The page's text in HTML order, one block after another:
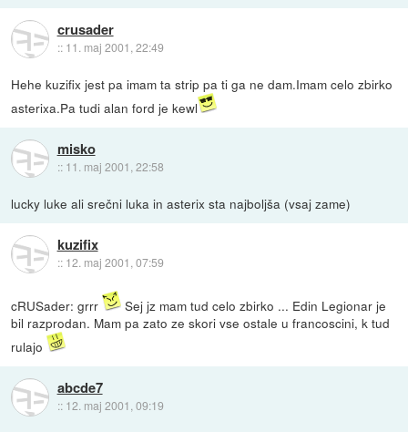
crusader
:: 11. maj 2001, 22:49
Hehe kuzifix jest pa imam ta strip pa ti ga ne dam.Imam celo zbirko
asterixa.Pa tudi alan ford je kewl
misko
:: 11. maj 2001, 22:58
lucky luke ali srečni luka in asterix sta najboljša (vsaj zame)
kuzifix
:: 12. maj 2001, 07:59
cRUSader: grrr
Sej jz mam tud celo zbirko ... Edin Legionar je
bil razprodan. Mam pa zato ze skori vse ostale u francoscini, k tud
rulajo
abcde7
:: 12. maj 2001, 09:19